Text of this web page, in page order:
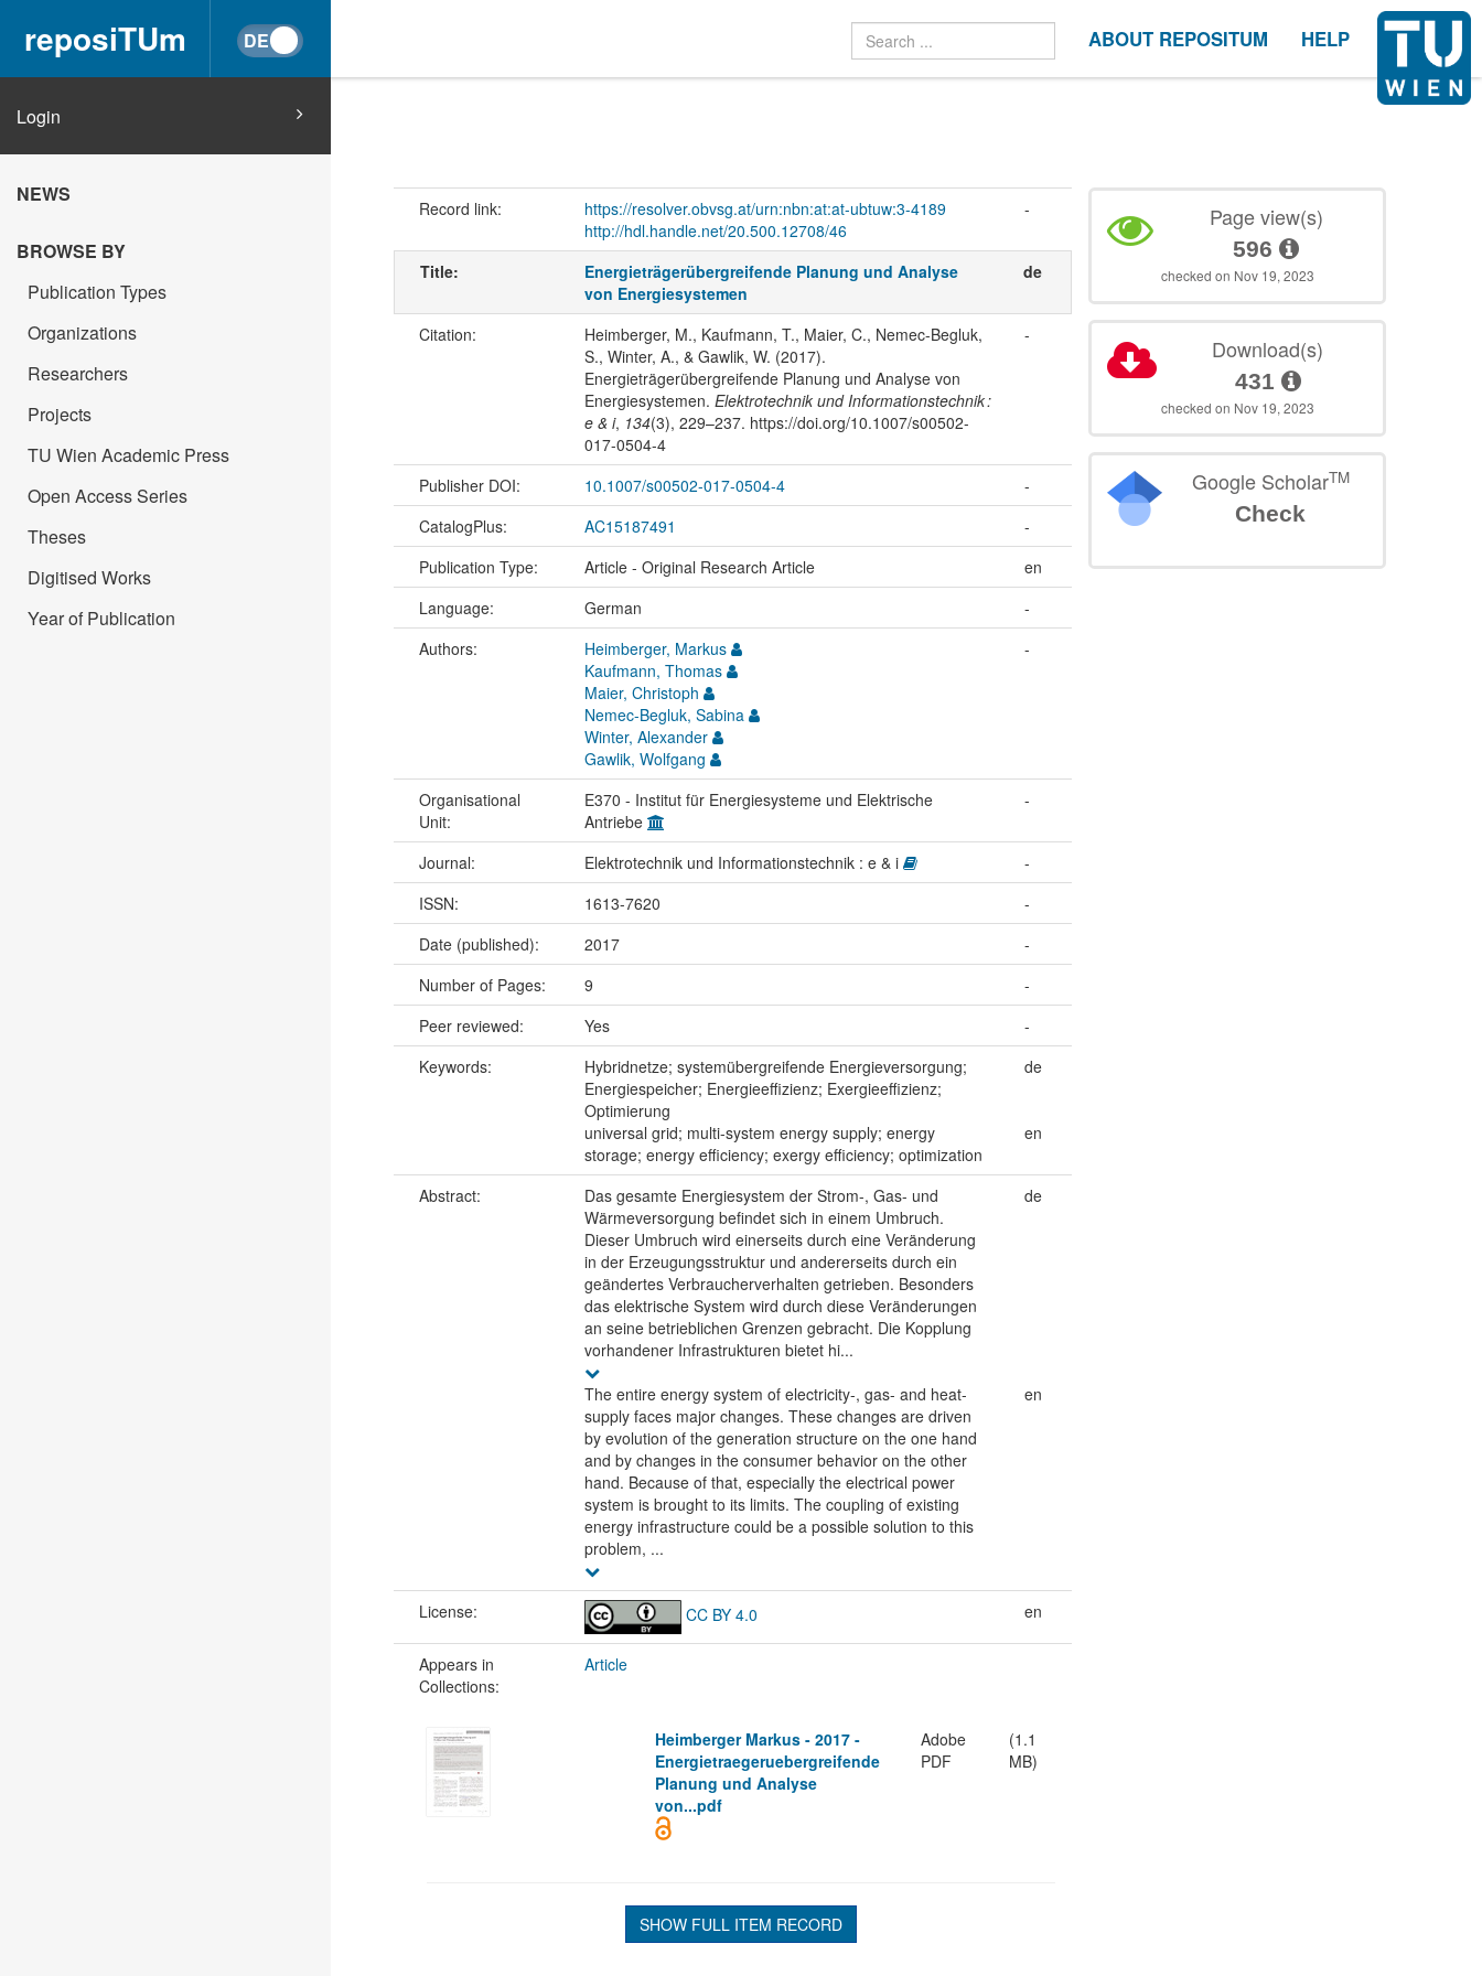
reposiTUm ABOUT REPOSITUM HELP
Login
NEWS
BROWSE BY
Publication Types
Organizations
Researchers
Projects
TU Wien Academic Press
Open Access Series
Theses
Digitised Works
Year of Publication
Record link:
https://resolver.obvsg.at/urn:nbn:at:at-ubtuw:3-4189
http://hdl.handle.net/20.500.12708/46
-
Title:
Energieträgerübergreifende Planung und Analyse
von Energiesystemen
de
Citation:
Heimberger, M., Kaufmann, T., Maier, C., Nemec-Begluk,
S., Winter, A., & Gawlik, W. (2017).
Energieträgerübergreifende Planung und Analyse von
Energiesystemen. Elektrotechnik und Informationstechnik :
e & i, 134(3), 229–237. https://doi.org/10.1007/s00502-
017-0504-4
-
Publisher DOI: 10.1007/s00502-017-0504-4
-
CatalogPlus:
AC15187491
-
Publication Type:
Article - Original Research Article
en
Language:
German
-
Authors:
Heimberger, Markus
Kaufmann, Thomas
Maier, Christoph
Nemec-Begluk, Sabina
Winter, Alexander
Gawlik, Wolfgang
-
Organisational
Unit:
E370 - Institut für Energiesysteme und Elektrische
Antriebe
-
Journal: Elektrotechnik und Informationstechnik : e & i
-
ISSN:
1613-7620
-
Date (published):
2017
-
Number of Pages:
9
-
Peer reviewed:
Yes
-
Keywords:
Hybridnetze; systemübergreifende Energieversorgung;
Energiespeicher; Energieeffizienz; Exergieeffizienz;
Optimierung
de
universal grid; multi-system energy supply; energy
storage; energy efficiency; exergy efficiency; optimization
en
Abstract:
Das gesamte Energiesystem der Strom-, Gas- und
Wärmeversorgung befindet sich in einem Umbruch.
Dieser Umbruch wird einerseits durch eine Veränderung
in der Erzeugungsstruktur und andererseits durch ein
geändertes Verbraucherverhalten getrieben. Besonders
das elektrische System wird durch diese Veränderungen
an seine betrieblichen Grenzen gebracht. Die Kopplung
vorhandener Infrastrukturen bietet hi...
de
The entire energy system of electricity-, gas- and heat-
supply faces major changes. These changes are driven
by evolution of the generation structure on the one hand
and by changes in the consumer behavior on the other
hand. Because of that, especially the electrical power
system is brought to its limits. The coupling of existing
energy infrastructure could be a possible solution to this
problem, ...
en
License: CC BY 4.0 en
Appears in
Collections:
Article
Heimberger Markus - 2017 -
Energietraegeruebergreifende
Planung und Analyse
von...pdf
Adobe
PDF
(1.1
MB)
SHOW FULL ITEM RECORD
Page view(s)
596
checked on Nov 19, 2023
Download(s)
431
checked on Nov 19, 2023
Google ScholarTM
Check